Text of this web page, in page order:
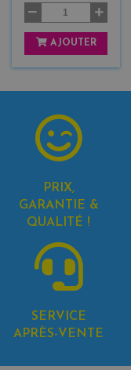
AJOUTER
PRIX,
GARANTIE &
QUALITÉ !
SERVICE
APRÈS-VENTE